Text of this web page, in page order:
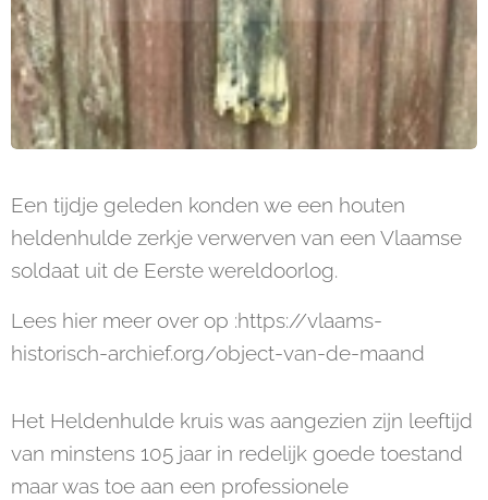
Een tijdje geleden konden we een houten
heldenhulde zerkje verwerven van een Vlaamse
soldaat uit de Eerste wereldoorlog.
Lees hier meer over op :https://vlaams-
historisch-archief.org/object-van-de-maand
Het Heldenhulde kruis was aangezien zijn leeftijd
van minstens 105 jaar in redelijk goede toestand
maar was toe aan een professionele